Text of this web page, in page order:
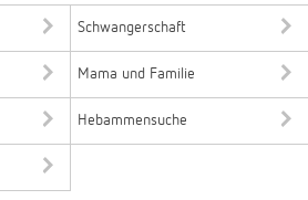
Schwangerschaft
Mama und Familie
Hebammensuche